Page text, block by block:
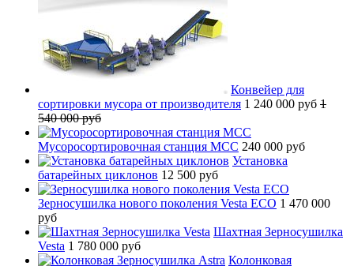
Конвейер для
сортировки мусора от производителя 1 240 000 руб 1
540 000 руб
Мусоросортировочная станция МСС 240 000 руб
Установка
батарейных циклонов 12 500 руб
Зерносушилка нового поколения Vesta ECO 1 470 000
руб
Шахтная Зерносушилка
Vesta 1 780 000 руб
Колонковая